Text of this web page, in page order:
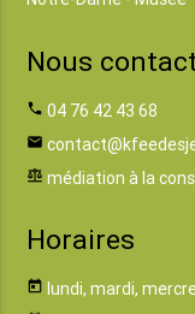
Nous
phone 04 76 42 43 68
email
balance médiation à la
Horaires
today lundi, mardi,